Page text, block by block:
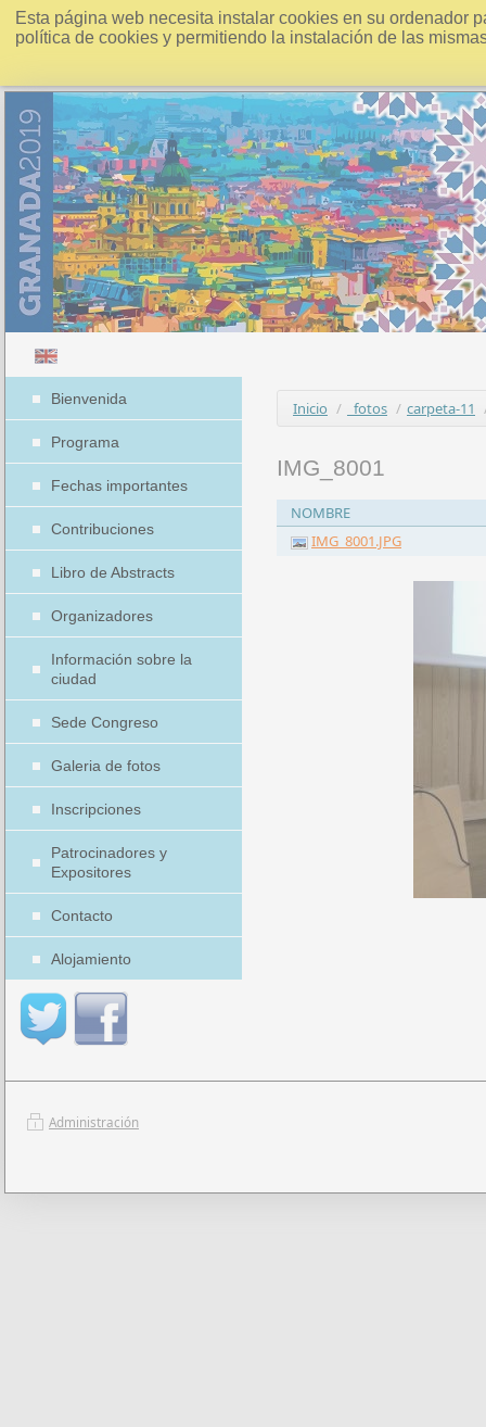
Esta página web necesita instalar cookies en su ordenador
política de cookies y permitiendo la instalación de las
Bienvenida
Programa
Fechas importantes
Contribuciones
Libro de Abstracts
Organizadores
Información sobre la
ciudad
Sede Congreso
Galeria de fotos
Inscripciones
Patrocinadores y
Expositores
Contacto
Alojamiento
Inicio / _fotos / carpeta-11
IMG_8001
NOMBRE
IMG_8001.JPG
Administración